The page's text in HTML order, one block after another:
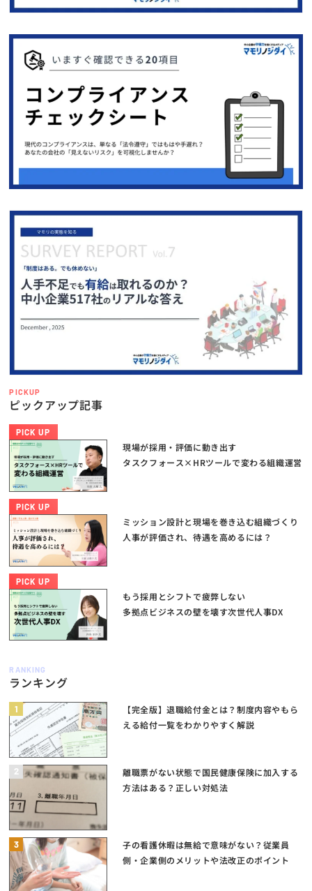
PICKUP
ピックアップ記事
PICK UP
現場が採用・評価に動き出す
タスクフォース×HRツールで変わる組織運営
PICK UP
ミッション設計と現場を巻き込む組織づくり
人事が評価され、待遇を高めるには？
PICK UP
もう採用とシフトで疲弊しない
多拠点ビジネスの壁を壊す次世代人事DX
RANKING
ランキング
1
【完全版】退職給付金とは？制度内容やもら
える給付一覧をわかりやすく解説
2
離職票がない状態で国民健康保険に加入する
方法はある？正しい対処法
3
子の看護休暇は無給で意味がない？従業員
側・企業側のメリットや法改正のポイント